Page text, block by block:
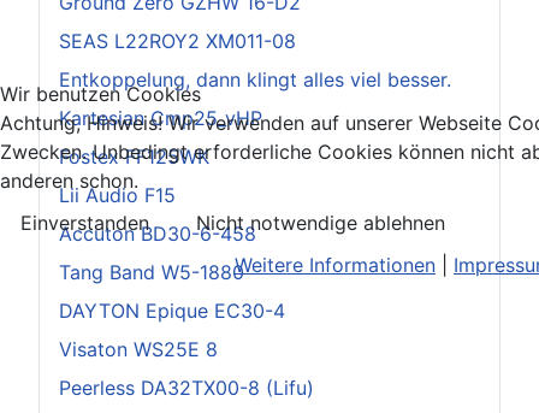
SEAS L22ROY2 XM011-08
Entkoppelung, dann klingt alles viel besser.
Kartesian Cmp25_vHP
Fostex FF125WK
Lii Audio F15
Accuton BD30-6-458
Tang Band W5-1880
DAYTON Epique EC30-4
Visaton WS25E 8
Peerless DA32TX00-8 (Lifu)
Wir benutzen Cookies
Achtung, Hinweis! Wir verwenden auf unserer Webseite
Zwecken. Unbedingt erforderliche Cookies können nicht
anderen schon.
Einverstanden
Nicht notwendige ablehnen
Weitere Informationen